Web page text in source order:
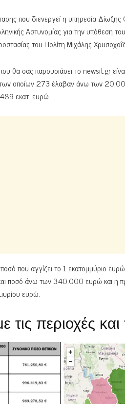
που διενεργεί η υπηρεσία
Αστυνομίας για την υπόθεση του
του Πολίτη Μιχάλης
θα σας παρουσιάσει το newsit.gr
οποίων 273 έλαβαν άνω των
εκατ. ευρώ.
που αγγίζει το 1 εκατομμύριο
άνω των 340.000 ευρώ και η
ευρώ.
τις περιοχές